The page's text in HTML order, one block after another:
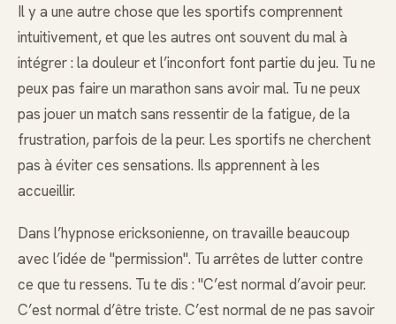
Il y a une autre chose que les sportifs comprennent
intuitivement, et que les autres ont souvent du mal à
intégrer : la douleur et l’inconfort font partie du jeu. Tu ne
peux pas faire un marathon sans avoir mal. Tu ne peux
pas jouer un match sans ressentir de la fatigue, de la
frustration, parfois de la peur. Les sportifs ne cherchent
pas à éviter ces sensations. Ils apprennent à les
accueillir.
Dans l’hypnose ericksonienne, on travaille beaucoup
avec l’idée de "permission". Tu arrêtes de lutter contre
ce que tu ressens. Tu te dis : "C’est normal d’avoir peur.
C’est normal d’être triste. C’est normal de ne pas savoir